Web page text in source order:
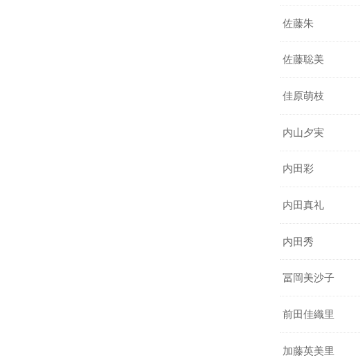
佐藤朱
佐藤聡美
佳原萌枝
内山夕実
内田彩
内田真礼
内田秀
冨岡美沙子
前田佳織里
加藤英美里